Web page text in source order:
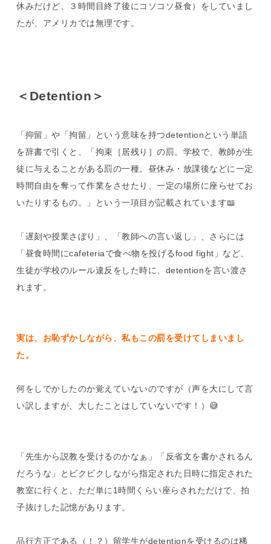
休みだけど、３時間目終了後にコソコソ昼食）をしていまし
たが、アメリカでは無理です。
＜Detention＞
「抑留」や「拘留」という意味を持つdetentionという単語
を辞書で引くと、「拘束［居残り］の罰。学校で、教師が生
徒に与えることがある罰の一種。昼休み・放課後などに一定
時間自由を奪って作業をさせたり、一定の場所に座らせてお
いたりするもの。」という一項目が記載されています📖
「遅刻や授業さぼり」、「教師への言い返し」、さらには
「昼食時間にcafeteriaで食べ物を投げるfood fight」など、
生徒が学校のルール違反をした時に、detentionを言い渡さ
れます。
実は、お恥ずかしながら、私もこの罰を受けてしまいまし
た。
何をしでかしたのか覚えていないのですが（声を大にして言
い訳しますが、大したことはしていないです！）😅
「先生から説教を受けるのかなぁ」「反省文を書かされるん
だろうな」とビクビクしながら指定された日時に指定された
教室に行くと、ただ単に1時間くらい座らされただけで、拍
子抜けした記憶があります。
品行方正である（！？）留学生がdetentionを受けるのは稀